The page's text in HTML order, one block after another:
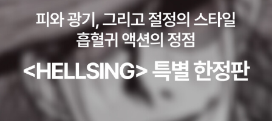
에, 거시적 문제와 주제에 관심을 주는 것이 참 고맙다. 그의 출신성분
(이 말이 불편한가?^^;)과 훌륭한 유전자의 특성상, 장르가 코미디인
건 당연하다. 혹은, 감독의 그런 선택이 아주 탁월하다고 생각된다. 코
미디에서 한 단계 올려 '부조리'라고 해도 되겠다. 웃지 않으면 견딜
수 없는 콘트라스트, 대조이다. 그렇기에 더더욱, 영화의 클라이맥스
를 거쳐 우리가 보게 되는 최후의 대조(체육관의 이재민과 저택의 가
든 파티) , 피칠갑 장면, 마지막 '기생충'의 지하실(거의 카타콤베 수